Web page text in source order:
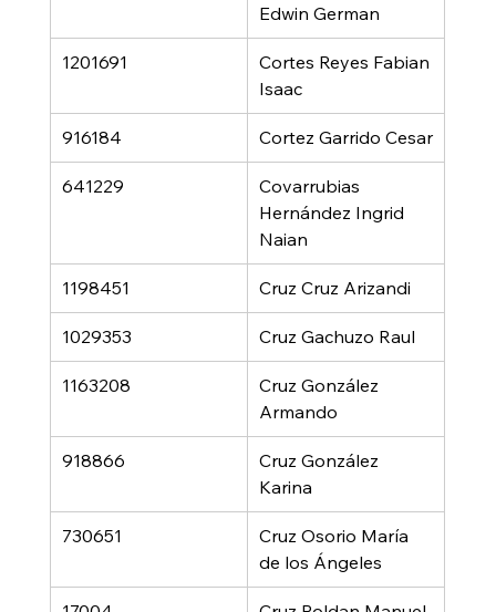
Edwin German
1201691
Cortes Reyes Fabian
Isaac
916184 Cortez Garrido Cesar
641229
Covarrubias
Hernández Ingrid
Naian
1198451 Cruz Cruz Arizandi
1029353 Cruz Gachuzo Raul
1163208
Cruz González
Armando
918866
Cruz González
Karina
730651
Cruz Osorio María
de los Ángeles